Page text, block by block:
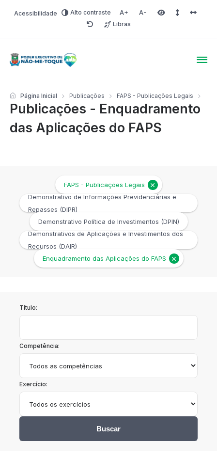
Acessibilidade Alto contraste Aumentar fonte
Diminuir fonteÁrea selecionada
Espaço
RedefinirLibras
Publicações - Enquadramento
das Aplicações do FAPS
Página Inicial Publicações FAPS - Publicações Legais
FAPS - Publicações Legais
Demonstrativo de Informações Previdenciárias e
Repasses (DIPR)
Demonstrativo Política de Investimentos (DPIN)
Demonstrativos de Aplicações e Investimentos dos
Recursos (DAIR)
Enquadramento das Aplicações do FAPS
Título:
Competência:
Exercício:
Buscar